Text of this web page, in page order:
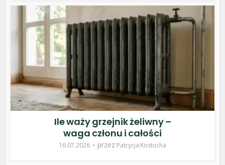
Ile waży grzejnik żeliwny –
waga członu i całości
16.07.2026 przez Patrycja Kostucha